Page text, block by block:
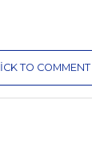
TO COMMENT